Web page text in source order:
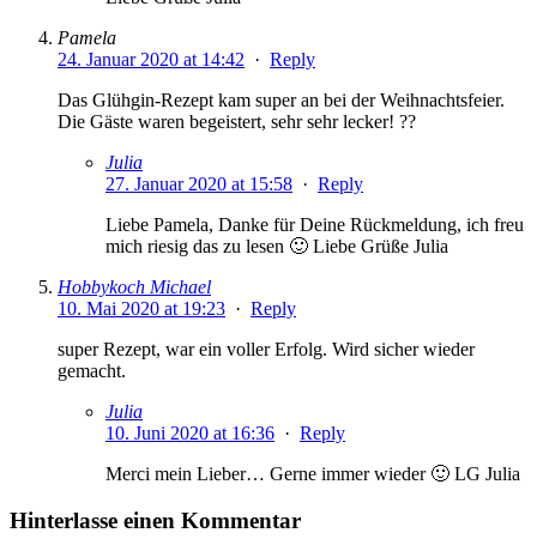
Pamela
24. Januar 2020 at 14:42 · Reply
Das Glühgin-Rezept kam super an bei der Weihnachtsfeier.
Die Gäste waren begeistert, sehr sehr lecker! ??
Julia
27. Januar 2020 at 15:58 · Reply
Liebe Pamela, Danke für Deine Rückmeldung, ich freu
mich riesig das zu lesen 🙂 Liebe Grüße Julia
Hobbykoch Michael
10. Mai 2020 at 19:23 · Reply
super Rezept, war ein voller Erfolg. Wird sicher wieder
gemacht.
Julia
10. Juni 2020 at 16:36 · Reply
Merci mein Lieber… Gerne immer wieder 🙂 LG Julia
Hinterlasse einen Kommentar